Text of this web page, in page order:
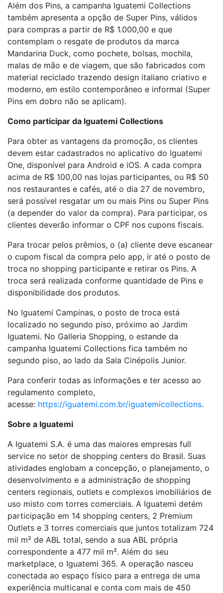
Além dos Pins, a campanha Iguatemi Collections
também apresenta a opção de Super Pins, válidos
para compras a partir de R$ 1.000,00 e que
contemplam o resgate de produtos da marca
Mandarina Duck, como pochete, bolsas, mochila,
malas de mão e de viagem, que são fabricados com
material reciclado trazendo design italiano criativo e
moderno, em estilo contemporâneo e informal (Super
Pins em dobro não se aplicam).
Como participar da Iguatemi Collections
Para obter as vantagens da promoção, os clientes
devem estar cadastrados no aplicativo do Iguatemi
One, disponível para Android e iOS. A cada compra
acima de R$ 100,00 nas lojas participantes, ou R$ 50
nos restaurantes e cafés, até o dia 27 de novembro,
será possível resgatar um ou mais Pins ou Super Pins
(a depender do valor da compra). Para participar, os
clientes deverão informar o CPF nos cupons fiscais.
Para trocar pelos prêmios, o (a) cliente deve escanear
o cupom fiscal da compra pelo app, ir até o posto de
troca no shopping participante e retirar os Pins. A
troca será realizada conforme quantidade de Pins e
disponibilidade dos produtos.
No Iguatemi Campinas, o posto de troca está
localizado no segundo piso, próximo ao Jardim
Iguatemi. No Galleria Shopping, o estande da
campanha Iguatemi Collections fica também no
segundo piso, ao lado da Sala Cinépolis Junior.
Para conferir todas as informações e ter acesso ao
regulamento completo,
acesse: https://iguatemi.com.br/iguatemicollections.
Sobre a Iguatemi
A Iguatemi S.A. é uma das maiores empresas full
service no setor de shopping centers do Brasil. Suas
atividades englobam a concepção, o planejamento, o
desenvolvimento e a administração de shopping
centers regionais, outlets e complexos imobiliários de
uso misto com torres comerciais. A Iguatemi detém
participação em 14 shopping centers, 2 Premium
Outlets e 3 torres comerciais que juntos totalizam 724
mil m² de ABL total, sendo a sua ABL própria
correspondente a 477 mil m². Além do seu
marketplace, o Iguatemi 365. A operação nasceu
conectada ao espaço físico para a entrega de uma
experiência multicanal e conta com mais de 450